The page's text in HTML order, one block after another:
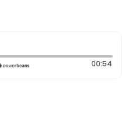
0 segundos 00:54